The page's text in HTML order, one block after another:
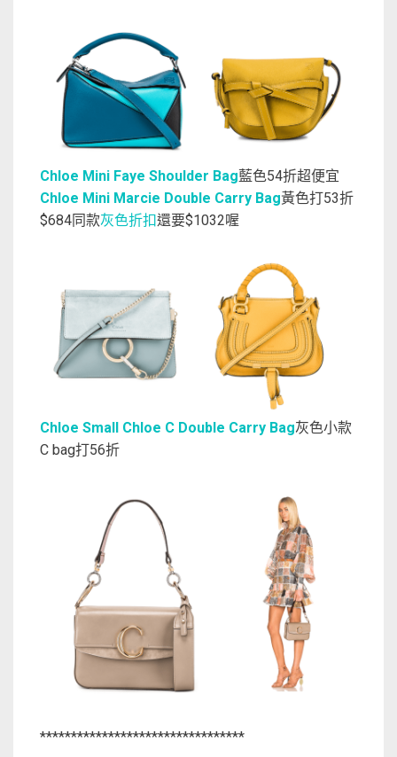
Chloe Mini Faye Shoulder Bag藍色54折超便宜
Chloe Mini Marcie Double Carry Bag黃色打53折
$684同款灰色折扣還要$1032喔
Chloe Small Chloe C Double Carry Bag灰色小款
C bag打56折
*********************************